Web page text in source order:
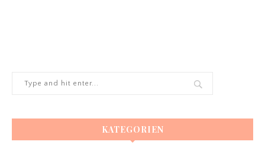
KATEGORIEN